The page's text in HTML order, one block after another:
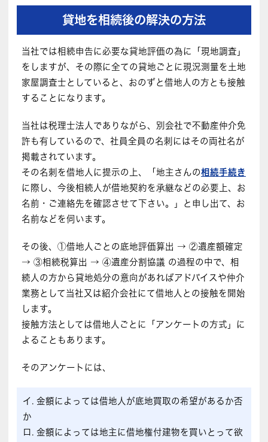
貸地を相続後の解決の方法
当社では相続申告に必要な貸地評価の為に「現地調査」
をしますが、その際に全ての貸地ごとに現況測量を土地
家屋調査士としていると、おのずと借地人の方とも接触
することになります。
当社は税理士法人でありながら、別会社で不動産仲介免
許も有しているので、社員全員の名刺にはその両社名が
掲載されています。
その名刺を借地人に提示の上、「地主さんの相続手続き
に際し、今後相続人が借地契約を承継などの必要上、お
名前・ご連絡先を確認させて下さい。」と申し出て、お
名前などを伺います。
その後、①借地人ごとの底地評価算出 → ②遺産額確定
→ ③相続税算出 → ④遺産分割協議 の過程の中で、相
続人の方から貸地処分の意向があればアドバイスや仲介
業務として当社又は紹介会社にて借地人との接触を開始
します。
接触方法としては借地人ごとに「アンケートの方式」に
よることもあります。
そのアンケートには、
イ. 金額によっては借地人が底地買取の希望があるか否
か
ロ. 金額によっては地主に借地権付建物を買いとって欲